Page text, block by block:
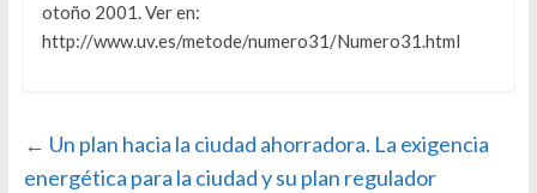
otoño 2001. Ver en:
http://www.uv.es/metode/numero31/Numero31.html
← Un plan hacia la ciudad ahorradora. La exigencia
energética para la ciudad y su plan regulador